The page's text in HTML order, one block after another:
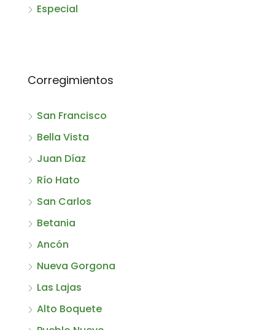
Especial
Corregimientos
San Francisco
Bella Vista
Juan Díaz
Río Hato
San Carlos
Betania
Ancón
Nueva Gorgona
Las Lajas
Alto Boquete